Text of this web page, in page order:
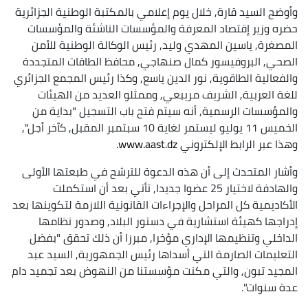
وأوضح السيد قارة, خلال يوم إعلامي بالمكتبة الوطنية الجزائرية
حضره وزير إقتصاد المعرفة والمؤسسات الناشئة والمؤسسات
المصغرة, ياسين المهدي وليد, رئيس الوكالة الوطنية للأمن
الصحي, البروفيسور كمال صنهاجي, محافظ الطاقات المتجددة
والفعالية الطاقوية, نور الدين ياسع, وكذا رئيس المجمع الجزائري
للغة العربية, الشريف مريبعي, وممثلو العديد من الهيئات
والمؤسسات الرسمية, أنه سيتم فتح باب التسجيل "بداية من
الخميس 11 يوليو ليستمر لغاية 10 سبتمبر المقبل, كآخر أجل",
وهذا عبر الرابط الإلكترونيwww.aast.dz
.
وأشار المتحدث إلى أن هذه الدعوة للترشح في طبعتها الأولى
والهادفة لاختيار 25 عضوا جديدا, تأتي بعد أن استكملت
الأكاديمية كل المراحل والإجراءات القانونية اللازمة لتكوينها بعد
إدراجها كهيئة استشارية في دستور البلاد, وصدور نظامها
الداخلي وتنظيمها الإداري مؤخرا, مبرزا أن ذلك تحقق "بفضل
التعليمات الصارمة التي أسداها رئيس الجمهورية, السيد عبد
المجيد تبون, والتي مكنت مؤسستنا من النهوض بعد تجميد دام
عدة سنوات".